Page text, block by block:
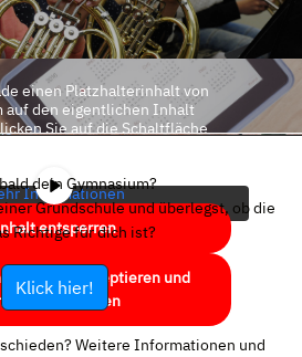
einen Platzhalterinhalt von
auf den eigentlichen Inhalt
Sie auf die Schaltfläche
Informationen
entsperren
Service akzeptieren und
entsperren
dein Gymnasium?
Grundschule und überlegst, ob die
Richtige für dich ist?
Klick hier!
Weitere Informationen und